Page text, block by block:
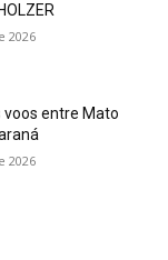
2026
voos entre Mato
2026